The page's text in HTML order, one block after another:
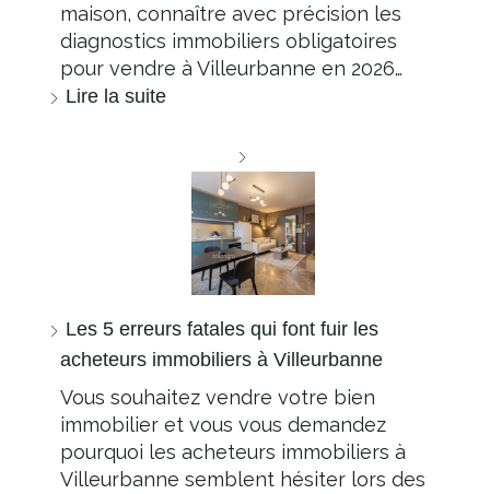
maison, connaître avec précision les
diagnostics immobiliers obligatoires
pour vendre à Villeurbanne en 2026…
Lire la suite
Les 5 erreurs fatales qui font fuir les
acheteurs immobiliers à Villeurbanne
Vous souhaitez vendre votre bien
immobilier et vous vous demandez
pourquoi les acheteurs immobiliers à
Villeurbanne semblent hésiter lors des